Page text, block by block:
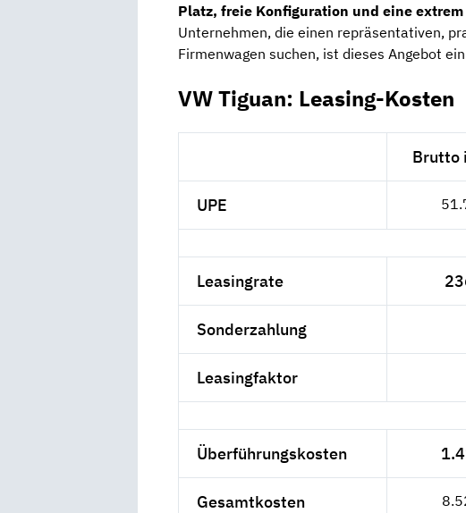
Platz, freie Konfiguration und eine
Unternehmen, die einen repräsentativen,
Firmenwagen suchen, ist dieses Angebot
VW Tiguan: Leasing-Kosten
Brutto
UPE
Leasingrate
Sonderzahlung
Leasingfaktor
Überführungskosten
Gesamtkosten